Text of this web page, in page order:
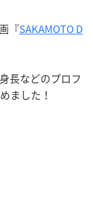
『SAKAMOTO D
長などのプロフ
ました！